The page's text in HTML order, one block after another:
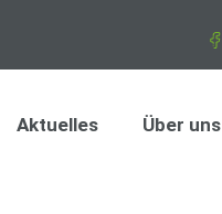
Aktuelles Über uns